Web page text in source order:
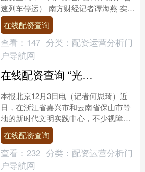
速列车停运） 南方财经记者谭海燕 实习
生钟言 广州报道 根据中央气象台消息，
9月22日1....
在线配资查询
查看： 147 分类： 配资运营分析门
户导航网
在线配资查询 “光明影院”以声音传递爱心温度
本报北京12月3日电（记者何思琦）近
日，在浙江省嘉兴市和云南省保山市等
地的新时代文明实践中心，不少视障人
士在亲友和志愿者陪伴下，兴致勃勃走
进电影放映室“看”电影....
在线配资查询
查看： 232 分类： 配资运营分析门
户导航网